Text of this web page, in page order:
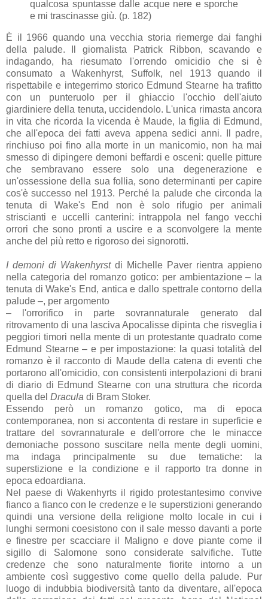
qualcosa spuntasse dalle acque nere e sporche
e mi trascinasse giù. (p. 182)
È il 1966 quando una vecchia storia riemerge dai fanghi
della palude. Il giornalista Patrick Ribbon, scavando e
indagando, ha riesumato l'orrendo omicidio che si è
consumato a Wakenhyrst, Suffolk, nel 1913 quando il
rispettabile e integerrimo storico Edmund Stearne ha trafitto
con un punteruolo per il ghiaccio l'occhio dell'aiuto
giardiniere della tenuta, uccidendolo. L'unica rimasta ancora
in vita che ricorda la vicenda è Maude, la figlia di Edmund,
che all'epoca dei fatti aveva appena sedici anni. Il padre,
rinchiuso poi fino alla morte in un manicomio, non ha mai
smesso di dipingere demoni beffardi e osceni: quelle pitture
che sembravano essere solo una degenerazione e
un'ossessione della sua follia, sono determinanti per capire
cos'è successo nel 1913. Perché la palude che circonda la
tenuta di Wake's End non è solo rifugio per animali
striscianti e uccelli canterini: intrappola nel fango vecchi
orrori che sono pronti a uscire e a sconvolgere la mente
anche del più retto e rigoroso dei signorotti.
I demoni di Wakenhyrstdi Michelle Paver rientra appieno
nella categoria del romanzo gotico: per ambientazione– la
tenuta di Wake's End, antica e dallo spettrale contorno della
palude –, per argomento
– l'orrorifico in parte sovrannaturale generato dal
ritrovamento di una lasciva Apocalisse dipinta che risveglia i
peggiori timori nella mente di un protestante quadrato come
Edmund Stearne– e per impostazione: la quasi totalità del
romanzo è il racconto di Maude della catena di eventi che
portarono all'omicidio, con consistenti interpolazioni di brani
di diario di Edmund Stearne con una struttura che ricorda
quella del Dracula di Bram Stoker.
Essendo però un romanzo gotico, ma di epoca
contemporanea, non si accontenta di restare in superficie e
trattare del sovrannaturale e dell'orrore che le minacce
demoniache possono suscitare nella mente degli uomini,
ma indaga principalmente su due tematiche: la
superstizione e la condizione e il rapporto tra donne in
epoca edoardiana.
Nel paese di Wakenhyrts il rigido protestantesimo convive
fianco a fianco con le credenze e le superstizioni generando
quindi una versione della religione molto locale in cui i
lunghi sermoni coesistono con il sale messo davanti a porte
e finestre per scacciare il Maligno e dove piante come il
sigillo di Salomone sono considerate salvifiche. Tutte
credenze che sono naturalmente fiorite intorno a un
ambiente così suggestivo come quello della palude. Pur
luogo di indubbia biodiversità tanto da diventare, all'epoca